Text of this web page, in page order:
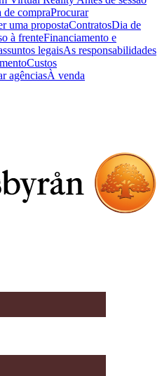
de compraProcurar
uma propostaContratosDia de
à frenteFinanciamento e
legaisAs responsabilidades
Custos
agênciasÀ venda